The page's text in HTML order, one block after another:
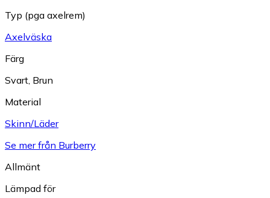
Typ (pga axelrem)
Axelväska
Färg
Svart Brun
Material
Skinn/Läder
Se mer från Burberry
Allmänt
Lämpad för